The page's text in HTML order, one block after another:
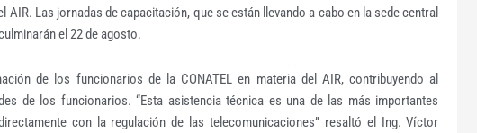
AIR. Las jornadas de capacitación, que se están llevando a cabo en la sede central
el 22 de agosto.
de los funcionarios de la CONATEL en materia del AIR, contribuyendo al
de los funcionarios. “Esta asistencia técnica es una de las más importantes
con la regulación de las telecomunicaciones” resaltó el Ing. Víctor